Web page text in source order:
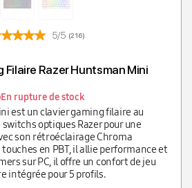
5/5 (216)
Filaire Razer Huntsman Mini
En rupture de stock
est un clavier gaming filaire au
optiques Razer pour une
son rétroéclairage Chroma
en PBT, il allie performance et
sur PC, il offre un confort de jeu
intégrée pour 5 profils.